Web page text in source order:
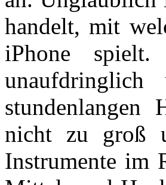
handelt, mit
iPhone
nicht zu groß
Instrumente im